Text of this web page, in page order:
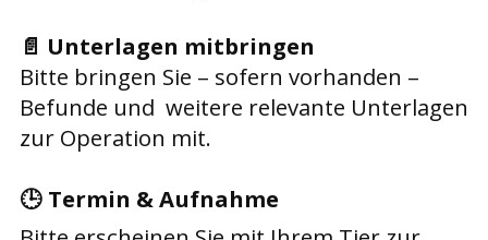
📄 Unterlagen mitbringen
Bitte bringen Sie – sofern vorhanden –
Befunde und weitere relevante Unterlagen
zur Operation mit.
🕒 Termin & Aufnahme